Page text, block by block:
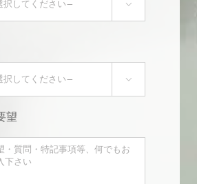


望